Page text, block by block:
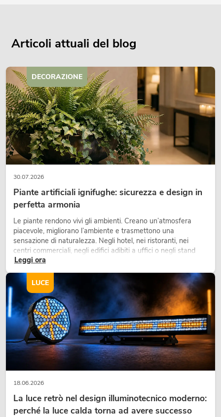
Articoli attuali del blog
30.07.2026
Piante artificiali ignifughe: sicurezza e design in
perfetta armonia
Le piante rendono vivi gli ambienti. Creano un’atmosfera
piacevole, migliorano l’ambiente e trasmettono una
sensazione di naturalezza. Negli hotel, nei ristoranti, nei
centri commerciali, negli edifici adibiti a uffici o negli stand
fieristici, una vegetazione di alta qualità è ormai parte
Leggi ora
DECORAZIONE
18.06.2026
La luce retrò nel design illuminotecnico moderno:
perché la luce calda torna ad avere successo
LUCE